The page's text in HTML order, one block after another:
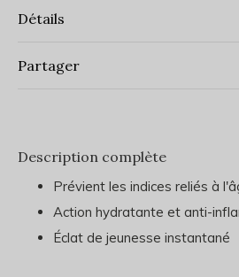
Détails
Partager
Description complète
Prévient les indices reliés à
Action hydratante et anti-
Éclat de jeunesse instantané